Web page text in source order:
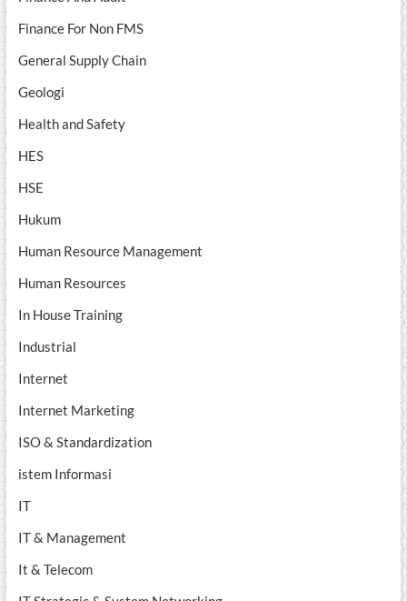
Finance For Non FMS
General Supply Chain
Geologi
Health and Safety
HES
HSE
Hukum
Human Resource Management
Human Resources
In House Training
Industrial
Internet
Internet Marketing
ISO & Standardization
istem Informasi
IT
IT & Management
It & Telecom